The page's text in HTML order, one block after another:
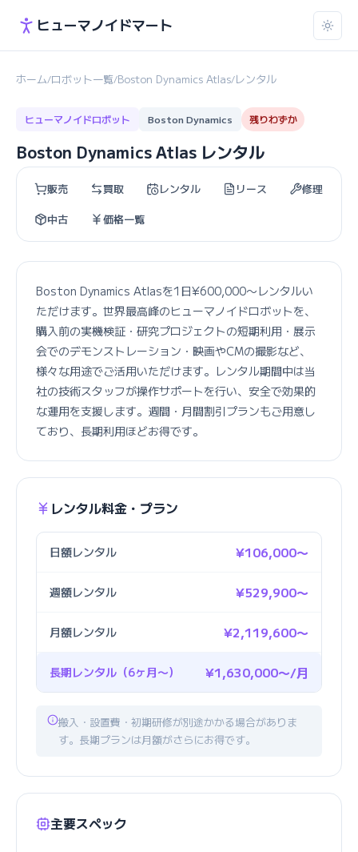
ヒューマノイドマート
ホーム/ロボット一覧/Boston Dynamics Atlas/レンタル
ヒューマノイドロボット Boston Dynamics 残りわずか
Boston Dynamics Atlas レンタル
販売 買取 レンタル リース
修理
中古
価格一覧
Boston Dynamics Atlasを1日¥600,000〜レンタルい
ただけます。世界最高峰のヒューマノイドロボットを、
購入前の実機検証・研究プロジェクトの短期利用・展示
会でのデモンストレーション・映画やCMの撮影など、
様々な用途でご活用いただけます。レンタル期間中は当
社の技術スタッフが操作サポートを行い、安全で効果的
な運用を支援します。週間・月間割引プランもご用意し
ており、長期利用ほどお得です。
レンタル料金・プラン
日額レンタル ¥106,000〜
週額レンタル ¥529,900〜
月額レンタル ¥2,119,600〜
長期レンタル（6ヶ月〜） ¥1,630,000〜/月
搬入・設置費・初期研修が別途かかる場合がありま
す。長期プランは月額がさらにお得です。
主要スペック